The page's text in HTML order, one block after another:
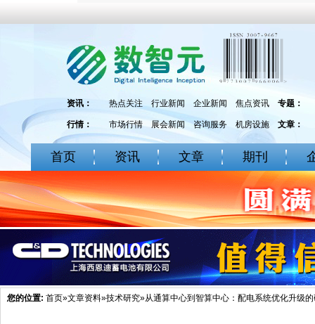
资讯： 热点关注 行业新闻 企业新闻 焦点资讯 专题：
行情： 市场行情 展会新闻 咨询服务 机房设施 文章：
首页 资讯 文章 期刊
您的位置: 首页»文章资料»技术研究»从通算中心到智算中心：配电系统优化升级